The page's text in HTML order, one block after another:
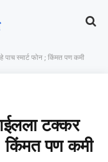
स्मार्ट फोन ; किंमत पण कमी
टक्कर
किंमत पण कमी